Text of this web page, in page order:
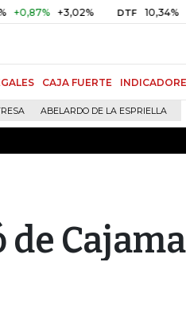
+3,02% DTF 10,34% +0,10%
CAJA FUERTE
ABELARDO DE LA ESPRIELLA